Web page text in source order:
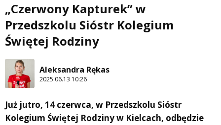
„Czerwony Kapturek” w
Przedszkolu Sióstr Kolegium
Świętej Rodziny
Aleksandra Rękas
2025.06.13 10:26
Już jutro, 14 czerwca, w Przedszkolu Sióstr
Kolegium Świętej Rodziny w Kielcach, odbędzie